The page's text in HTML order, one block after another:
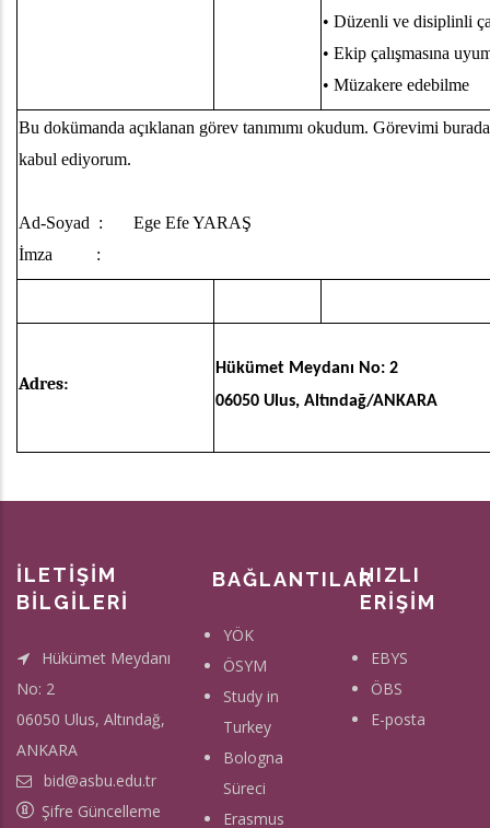
• Düzenli ve disiplinli
• Ekip çalışmasına
• Müzakere edebilme
Bu dokümanda açıklanan görev tanımımı okudum. Görevimi
kabul ediyorum.
Ad-Soyad : Ege Efe YARAŞ
İmza :
Adres:
Hükümet Meydanı No: 2
06050 Ulus, Altındağ/ANKARA
İLETİŞİM
BİLGİLERİ
Hükümet Meydanı
No: 2
06050 Ulus, Altındağ,
ANKARA
bid@asbu.edu.tr
Şifre Güncelleme
BAĞLANTILAR
YÖK
ÖSYM
Study in
Turkey
Bologna
Süreci
Erasmus
HIZLI
ERİŞİM
EBYS
ÖBS
E-posta